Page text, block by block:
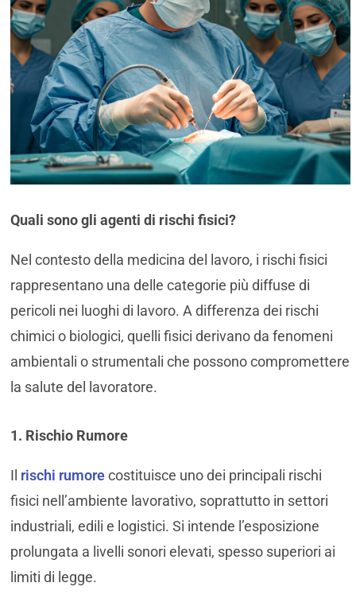
Quali sono gli agenti di rischi fisici?
Nel contesto della medicina del lavoro, i rischi fisici
rappresentano una delle categorie più diffuse di
pericoli nei luoghi di lavoro. A differenza dei rischi
chimici o biologici, quelli fisici derivano da fenomeni
ambientali o strumentali che possono compromettere
la salute del lavoratore.
1. Rischio Rumore
Il rischi rumorecostituisce uno dei principali rischi
fisici nell’ambiente lavorativo, soprattutto in settori
industriali, edili e logistici. Si intende l’esposizione
prolungata a livelli sonori elevati, spesso superiori ai
limiti di legge.